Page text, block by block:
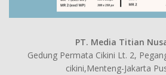
PT. Media Titian
Gedung Permata Cikini Lt. 2,
cikini,Menteng-Jakarta